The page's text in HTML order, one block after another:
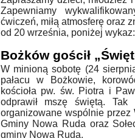
Zapewniamy
ćwiczeń, miłą atmosferę oraz
od 20 września, poniżej wykaz:
Bożków gościł
W minioną sobotę (24
pałacu w Bożkowie,
kościoła pw. św. Piotra i
odprawił mszę świętą. Tak
organizowane wspólnie przez
Gminy Nowa Ruda oraz
gminy Nowa Ruda.